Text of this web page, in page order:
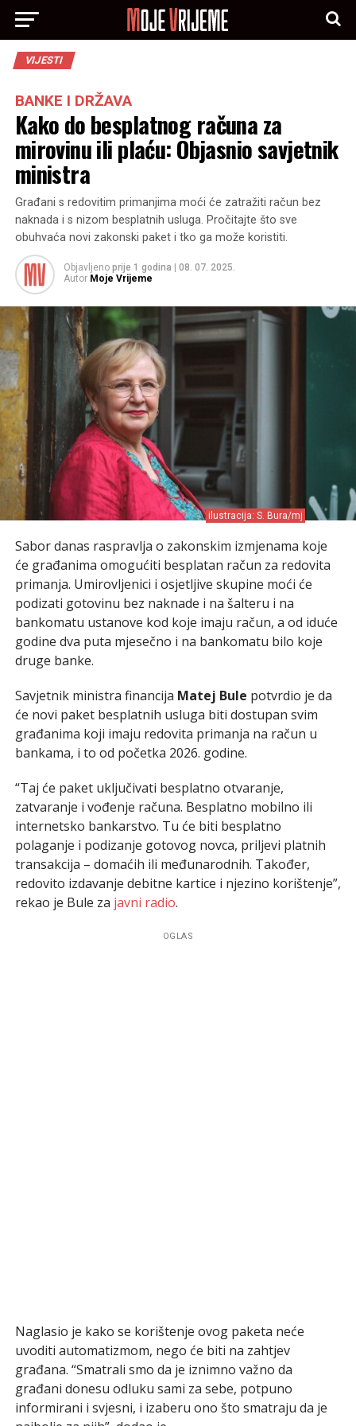
VIJESTI
BANKE I DRŽAVA
Kako do besplatnog računa za
mirovinu ili plaću: Objasnio savjetnik
ministra
Građani s redovitim primanjima moći će zatražiti račun bez
naknada i s nizom besplatnih usluga. Pročitajte što sve
obuhvaća novi zakonski paket i tko ga može koristiti.
Objavljeno prije 1 godina
08. 07. 2025.
Autor Moje Vrijeme
ilustracija: S. Bura/mj
Sabor danas raspravlja o zakonskim izmjenama koje
će građanima omogućiti besplatan račun za redovita
primanja. Umirovljenici i osjetljive skupine moći će
podizati gotovinu bez naknade i na šalteru i na
bankomatu ustanove kod koje imaju račun, a od iduće
godine dva puta mjesečno i na bankomatu bilo koje
druge banke.
Savjetnik ministra financija Matej Bule potvrdio je da
će novi paket besplatnih usluga biti dostupan svim
građanima koji imaju redovita primanja na račun u
bankama, i to od početka 2026. godine.
“Taj će paket uključivati besplatno otvaranje,
zatvaranje i vođenje računa. Besplatno mobilno ili
internetsko bankarstvo. Tu će biti besplatno
polaganje i podizanje gotovog novca, priljevi platnih
transakcija – domaćih ili međunarodnih. Također,
redovito izdavanje debitne kartice i njezino korištenje”,
rekao je Bule za javni radio.
OGLAS
Naglasio je kako se korištenje ovog paketa neće
uvoditi automatizmom, nego će biti na zahtjev
građana. “Smatrali smo da je iznimno važno da
građani donesu odluku sami za sebe, potpuno
informirani i svjesni, i izaberu ono što smatraju da je